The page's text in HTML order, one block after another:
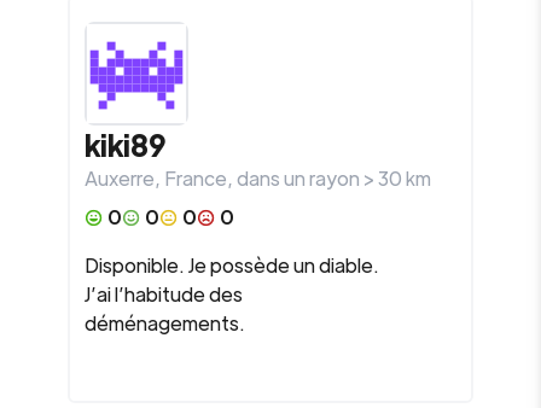
kiki89
Auxerre, France, dans un rayon >30km
0
0 0
0
Disponible. Je possède un diable.
J’ai l’habitude des
déménagements.